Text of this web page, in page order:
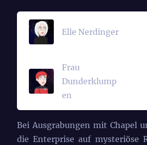
Elle Nerdinger
Frau
Dunderklump
en
Bei Ausgrabungen mit Chapel
die Enterprise auf mysteriöse